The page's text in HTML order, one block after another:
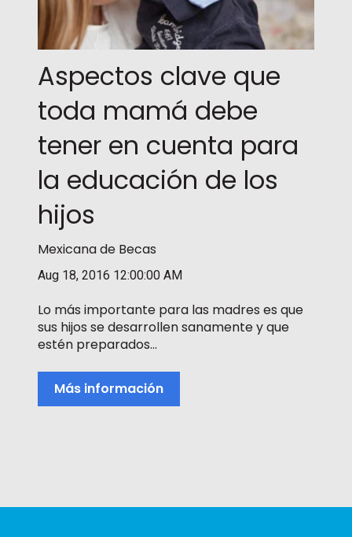
Aspectos clave que
toda mamá debe
tener en cuenta para
la educación de los
hijos
Mexicana de Becas
Aug 18, 2016 12:00:00 AM
Lo más importante para las madres es que
sus hijos se desarrollen sanamente y que
estén preparados...
Más información